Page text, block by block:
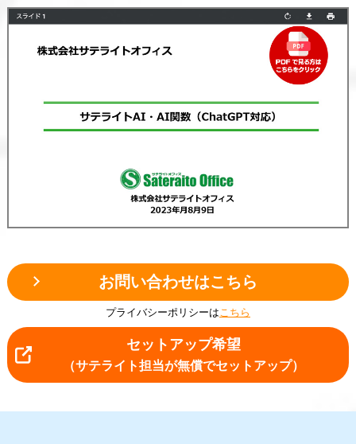
お問い合わせはこちら
プライバシーポリシーは こちら
セットアップ希望
（サテライト担当が無償でセットアップ）